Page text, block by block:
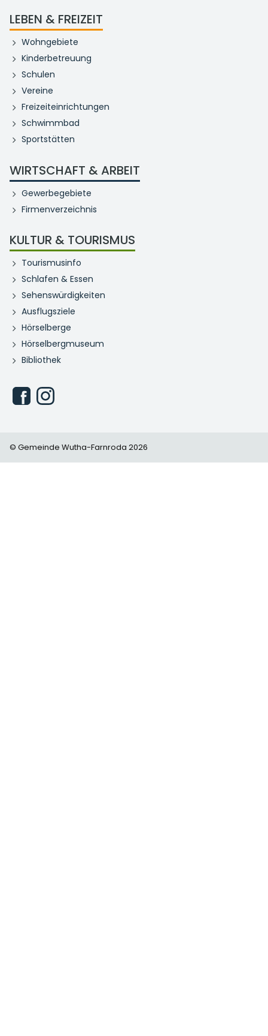
LEBEN & FREIZEIT
Wohngebiete
Kinderbetreuung
Schulen
Vereine
Freizeiteinrichtungen
Schwimmbad
Sportstätten
WIRTSCHAFT & ARBEIT
Gewerbegebiete
Firmenverzeichnis
KULTUR & TOURISMUS
Tourismusinfo
Schlafen & Essen
Sehenswürdigkeiten
Ausflugsziele
Hörselberge
Hörselbergmuseum
Bibliothek
© Gemeinde Wutha-Farnroda 2026